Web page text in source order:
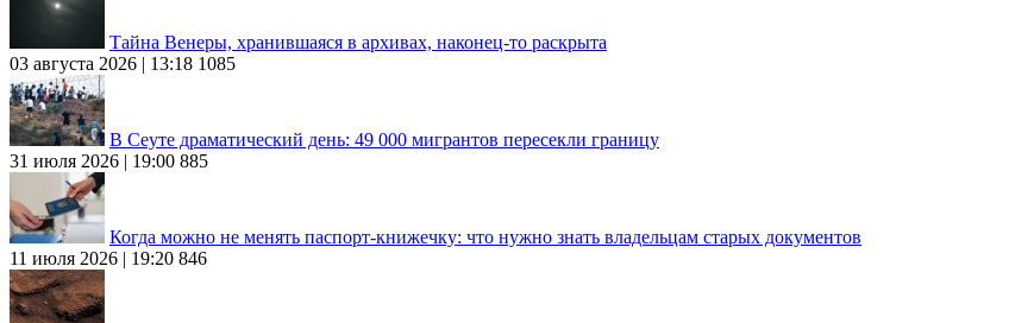
Тайна Венеры, хранившаяся в архивах, наконец-то раскрыта
03 августа 2026 | 13:18 1085
В Сеуте драматический день: 49 000 мигрантов пересекли границу
31 июля 2026 | 19:00 885
Когда можно не менять паспорт-книжечку: что нужно знать владельцам старых документов
11 июля 2026 | 19:20 846